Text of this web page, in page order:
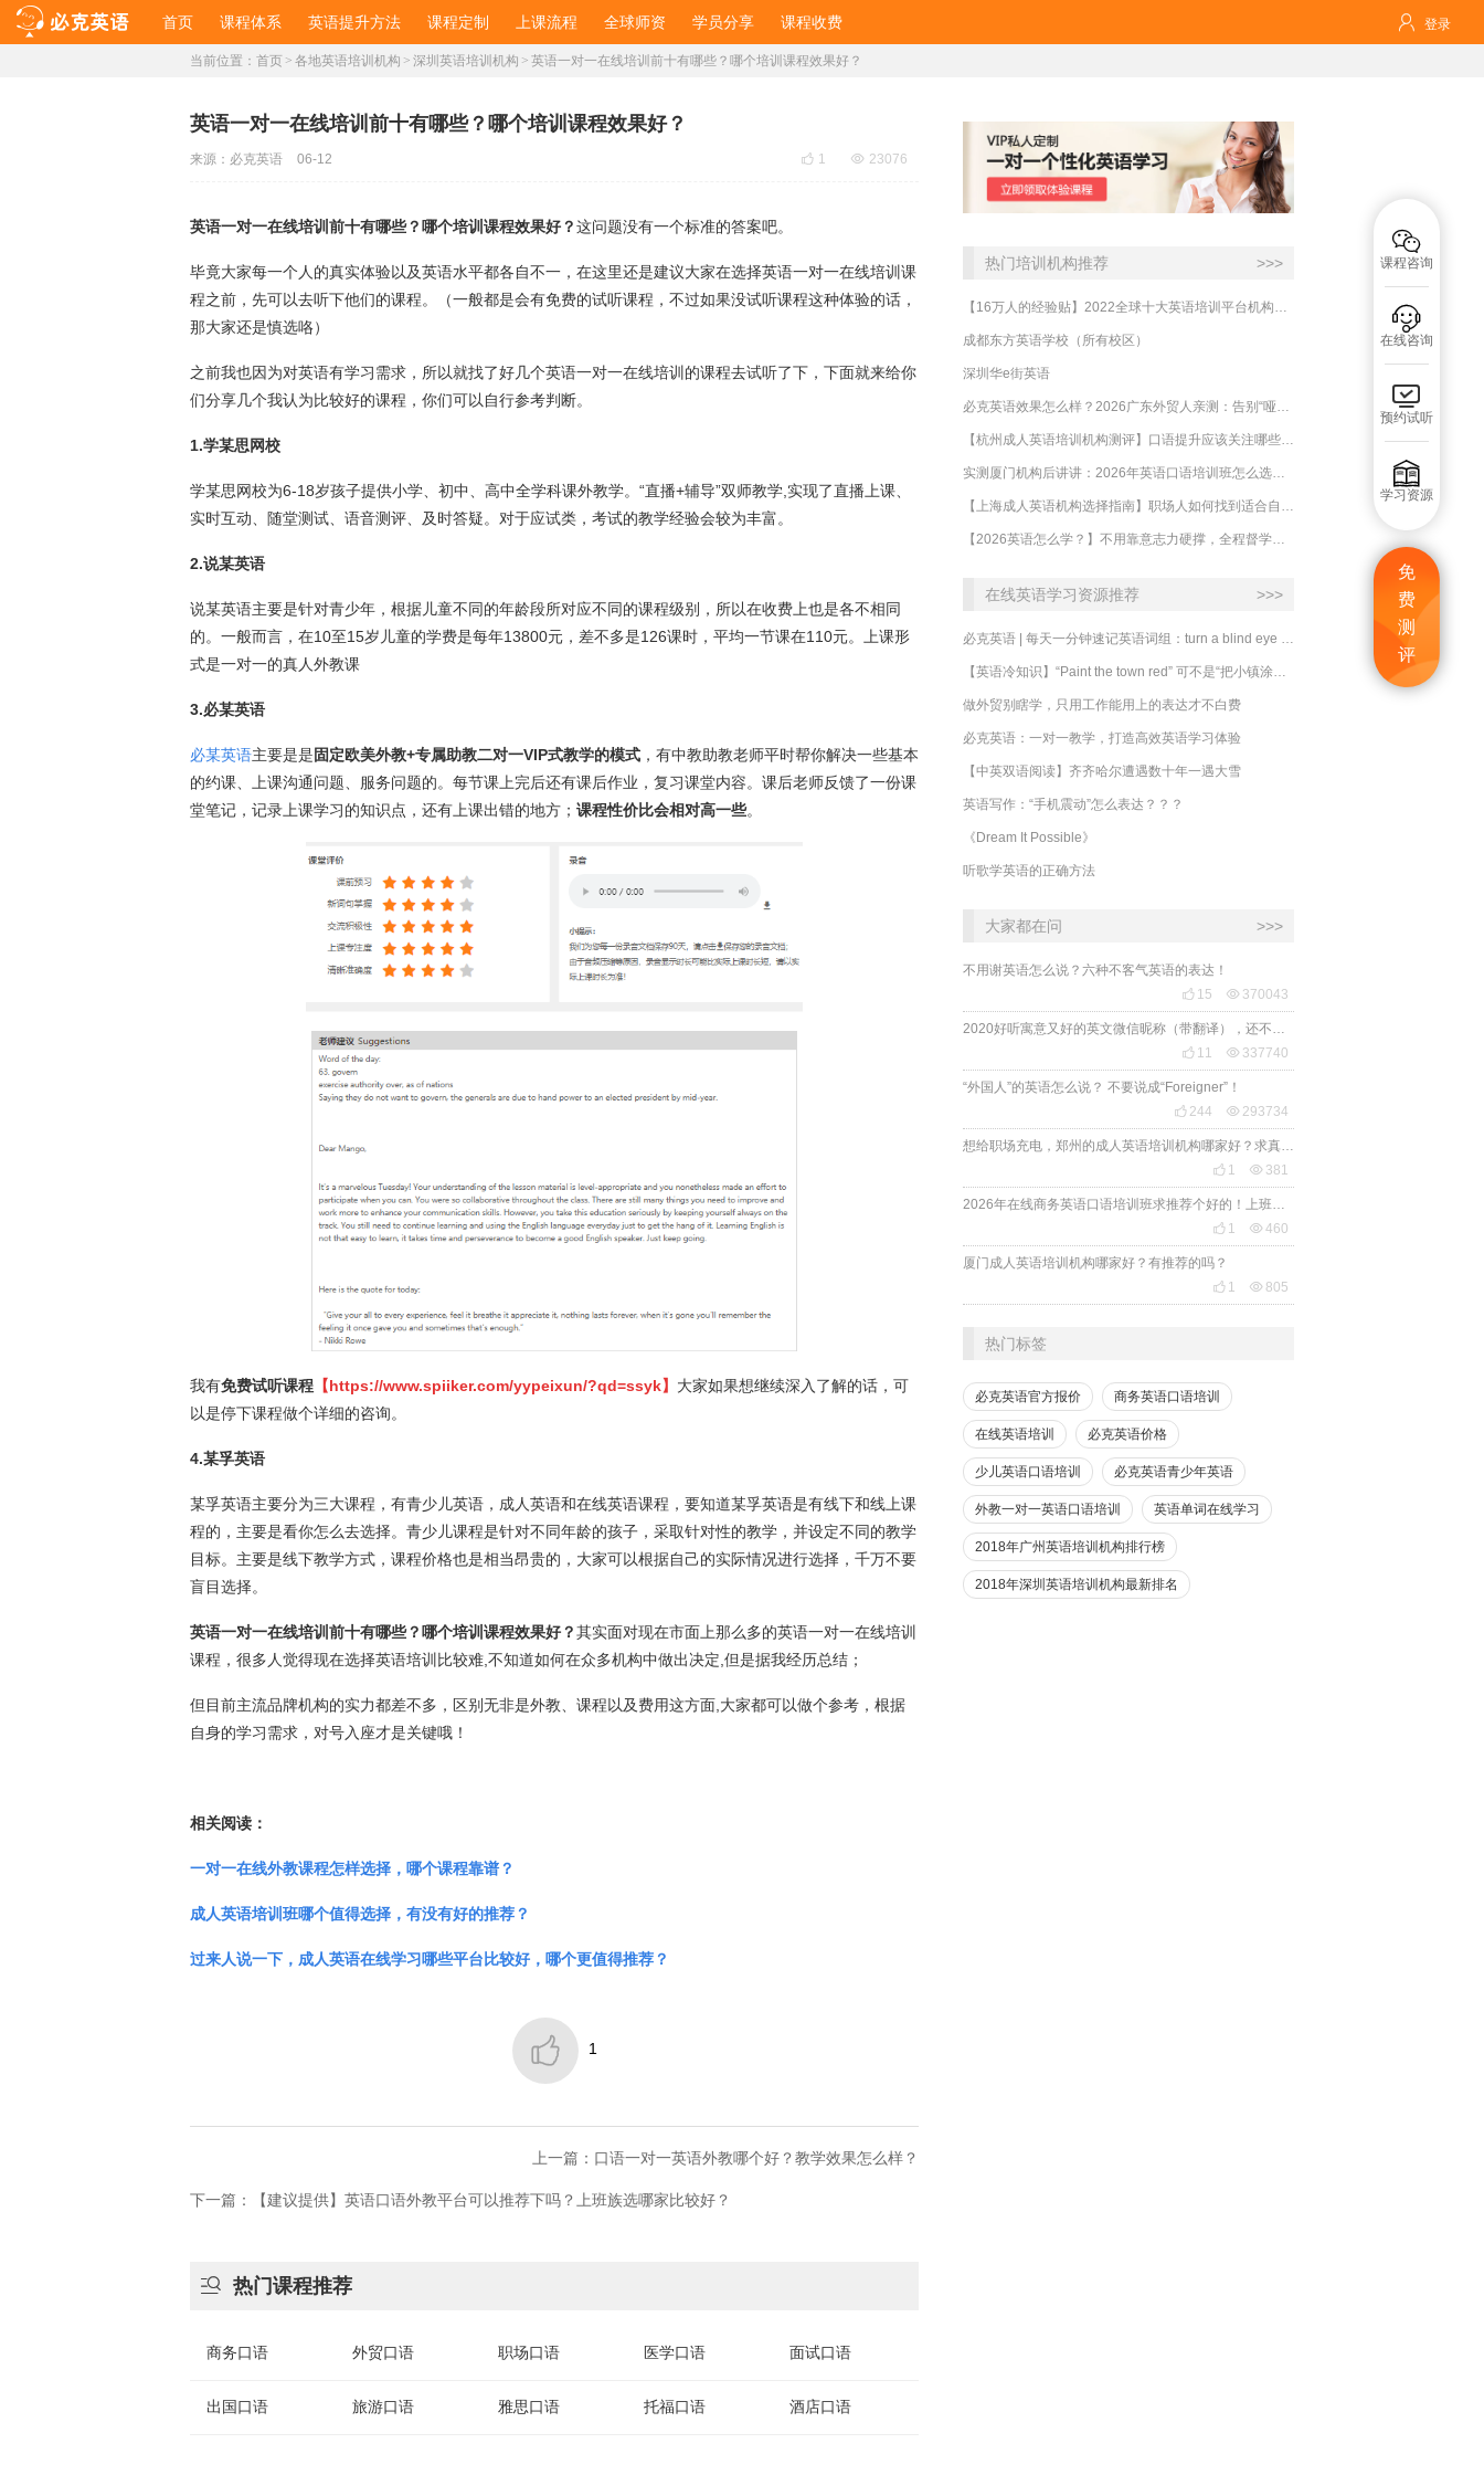
首页 课程体系 英语提升方法 课程定制 上课流程 全球师资 学员分享 课程收费  登录

课程咨询

在线咨询

预约试听

学习资源
免
费
测
评
当前位置： 首页 > 各地英语培训机构 > 深圳英语培训机构 > 英语一对一在线培训前十有哪些？哪个培训课程效果好？
英语一对一在线培训前十有哪些？哪个培训课程效果好？
 1  23076
来源： 必克英语 06-12
英语一对一在线培训前十有哪些？哪个培训课程效果好？这问题没有一个标准的答案吧。
毕竟大家每一个人的真实体验以及英语水平都各自不一，在这里还是建议大家在选择英语一对一在线培训课
程之前，先可以去听下他们的课程。（一般都是会有免费的试听课程，不过如果没试听课程这种体验的话，
那大家还是慎选咯）
之前我也因为对英语有学习需求，所以就找了好几个英语一对一在线培训的课程去试听了下，下面就来给你
们分享几个我认为比较好的课程，你们可以自行参考判断。
1.学某思网校
学某思网校为6-18岁孩子提供小学、初中、高中全学科课外教学。“直播+辅导”双师教学,实现了直播上课、
实时互动、随堂测试、语音测评、及时答疑。对于应试类，考试的教学经验会较为丰富。
2.说某英语
说某英语主要是针对青少年，根据儿童不同的年龄段所对应不同的课程级别，所以在收费上也是各不相同
的。一般而言，在10至15岁儿童的学费是每年13800元，差不多是126课时，平均一节课在110元。上课形
式是一对一的真人外教课
3.必某英语
必某英语主要是是固定欧美外教+专属助教二对一VIP式教学的模式 ，有中教助教老师平时帮你解决一些基本
的约课、上课沟通问题、服务问题的。每节课上完后还有课后作业，复习课堂内容。课后老师反馈了一份课
堂笔记，记录上课学习的知识点，还有上课出错的地方； 课程性价比会相对高一些。
我有免费试听课程 【https://www.spiiker.com/yypeixun/?qd=ssyk】 大家如果想继续深入了解的话，可
以是停下课程做个详细的咨询。
4.某孚英语
某孚英语主要分为三大课程，有青少儿英语，成人英语和在线英语课程，要知道某孚英语是有线下和线上课
程的，主要是看你怎么去选择。青少儿课程是针对不同年龄的孩子，采取针对性的教学，并设定不同的教学
目标。主要是线下教学方式，课程价格也是相当昂贵的，大家可以根据自己的实际情况进行选择，千万不要
盲目选择。
英语一对一在线培训前十有哪些？哪个培训课程效果好？其实面对现在市面上那么多的英语一对一在线培训
课程，很多人觉得现在选择英语培训比较难,不知道如何在众多机构中做出决定,但是据我经历总结；
但目前主流品牌机构的实力都差不多，区别无非是外教、课程以及费用这方面,大家都可以做个参考，根据
自身的学习需求，对号入座才是关键哦！
相关阅读：
一对一在线外教课程怎样选择，哪个课程靠谱？
成人英语培训班哪个值得选择，有没有好的推荐？
过来人说一下，成人英语在线学习哪些平台比较好，哪个更值得推荐？
 1
上一篇：口语一对一英语外教哪个好？教学效果怎么样？
下一篇：【建议提供】英语口语外教平台可以推荐下吗？上班族选哪家比较好？
 热门课程推荐
商务口语 外贸口语 职场口语 医学口语 面试口语
出国口语 旅游口语 雅思口语 托福口语 酒店口语
热门培训机构推荐 >>>
成都东方英语学校（所有校区）
深圳华e街英语
在线英语学习资源推荐 >>>
做外贸别瞎学，只用工作能用上的表达才不白费
必克英语：一对一教学，打造高效英语学习体验
【中英双语阅读】齐齐哈尔遭遇数十年一遇大雪
英语写作：“手机震动”怎么表达？？？
《Dream It Possible》
听歌学英语的正确方法
大家都在问 >>>
不用谢英语怎么说？六种不客气英语的表达！
 15  370043
 11  337740
“外国人”的英语怎么说？ 不要说成“Foreigner”！
 244  293734
 1  381
 1 460
厦门成人英语培训机构哪家好？有推荐的吗？
 1  805
热门标签
必克英语官方报价 商务英语口语培训
在线英语培训 必克英语价格
少儿英语口语培训 必克英语青少年英语
外教一对一英语口语培训 英语单词在线学习
2018年广州英语培训机构排行榜
2018年深圳英语培训机构最新排名